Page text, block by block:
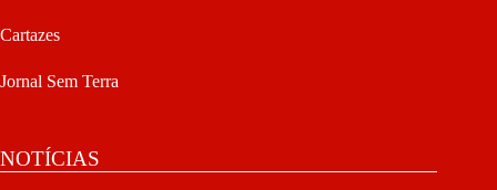
Cartazes
Jornal Sem Terra
NOTÍCIAS